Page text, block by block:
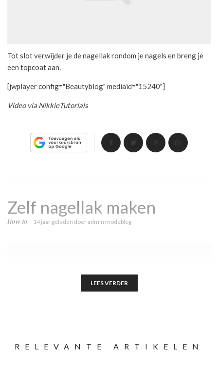
Tot slot verwijder je de nagellak rondom je nagels en breng je
een topcoat aan.
[jwplayer config="Beautyblog" mediaid="15240"]
Video via NikkieTutorials
Zelf nagellak maken
How-to 14 jaar geleden dooradmin modeblog
LEES VERDER
RELEVANTE ARTIKELEN